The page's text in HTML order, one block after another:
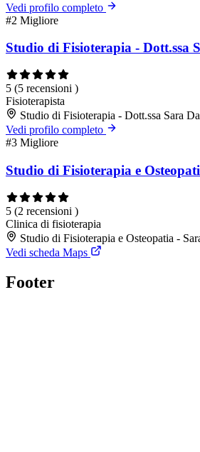
Vedi profilo completo
#2 Migliore
Studio di Fisioterapia - Dott.ssa
5 (5 recensioni )
Fisioterapista
Studio di Fisioterapia - Dott.ssa Sara
Vedi profilo completo
#3 Migliore
Studio di Fisioterapia e
5 (2 recensioni )
Clinica di fisioterapia
Studio di Fisioterapia e Osteopatia -
Vedi scheda Maps
Footer